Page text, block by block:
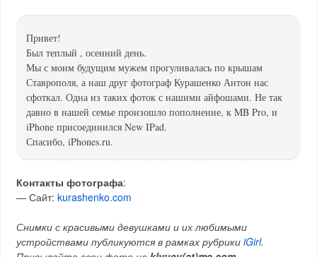
Привет!
Был теплый , осенний день.
Мы с моим будущим мужем прогуливалась по крышам
Ставрополя, а наш друг фотограф Курашенко Антон нас
сфоткал. Одна из таких фоток с нашими айфошами. Не так
давно в нашей семье произошло пополнение, к MB Pro, и
iPhone присоединился New IPad.
Спасибо, iPhones.ru.
Контакты фотографа:
— Сайт:kurashenko.com
Снимки с красивыми девушками и их любимыми
устройствами публикуются в рамках рубрикиiGirl.